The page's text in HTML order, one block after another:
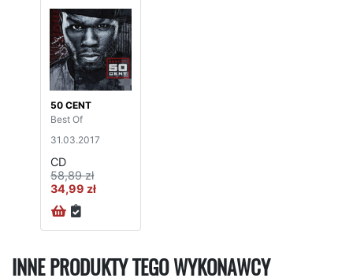
50 CENT
Best Of
31.03.2017
CD
58,89 zł
34,99 zł
INNE PRODUKTY TEGO WYKONAWCY